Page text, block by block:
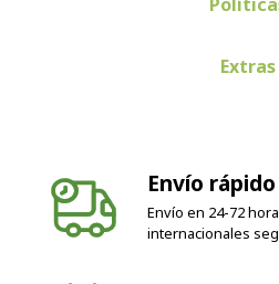
Extras
Envío rápido
Envío en 24-72
internacionales